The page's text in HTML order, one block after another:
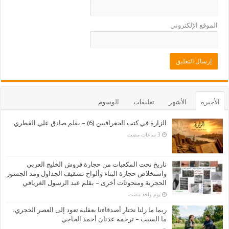
الموقع الإلكتروني
الأخيرة الأشهر تعليقات الوسوم
الزارة في كتب الجغرافيين (6) – بقلم صادق علي القطري
تاريخ نحت المكعبات من حجارة فروش الخليج العربي
واستخلاص حجارة البناء وألواح تسقيف الجداول ومد الجسور
الحجرية ومنحوتات أخرى – بقلم عبد الرسول الغريافي
‏يوم واحد مضت
ربما ما زلنا نختار أصدقاءنا بعقلية تعود إلى العصر الحجري،
ما السبب – ترجمة عدنان أحمد الحاجي